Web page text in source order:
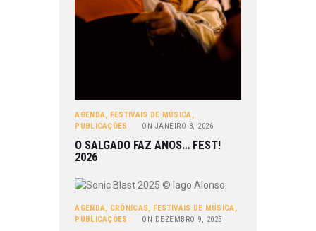
AGENDA, FESTIVAIS DE MÚSICA,
PUBLICAÇÕES
ON JANEIRO 8, 2026
O SALGADO FAZ ANOS… FEST!
2026
AGENDA, CRÓNICAS, FESTIVAIS DE MÚSICA,
PUBLICAÇÕES
ON DEZEMBRO 9, 2025